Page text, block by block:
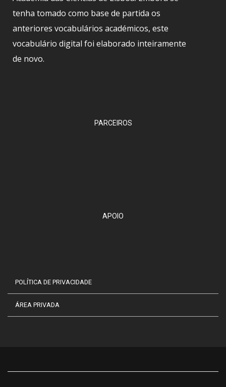
tenha tomado como base de partida os
anteriores vocabulários académicos, este
vocabulário digital foi elaborado inteiramente
de novo.
PARCEIROS
APOIO
POLÍTICA DE PRIVACIDADE
ÁREA PRIVADA